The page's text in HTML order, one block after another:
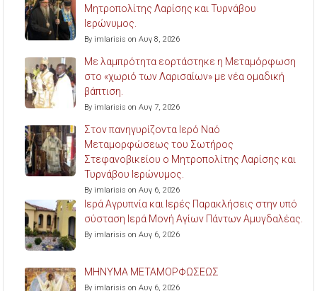
Μητροπολίτης Λαρίσης και Τυρνάβου
Ιερώνυμος.
By imlarisis on Αυγ 8, 2026
Με λαμπρότητα εορτάστηκε η Μεταμόρφωση
στο «χωριό των Λαρισαίων» με νέα ομαδική
βάπτιση.
By imlarisis on Αυγ 7, 2026
Στον πανηγυρίζοντα Ιερό Ναό
Μεταμορφώσεως του Σωτήρος
Στεφανοβικείου ο Μητροπολίτης Λαρίσης και
Τυρνάβου Ιερώνυμος.
By imlarisis on Αυγ 6, 2026
Ιερά Αγρυπνία και Ιερές Παρακλήσεις στην υπό
σύσταση Ιερά Μονή Αγίων Πάντων Αμυγδαλέας.
By imlarisis on Αυγ 6, 2026
ΜΗΝΥΜΑ ΜΕΤΑΜΟΡΦΩΣΕΩΣ
By imlarisis on Αυγ 6, 2026